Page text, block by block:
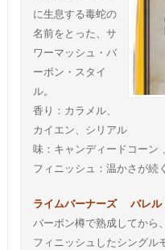
に生息する毒蛇の
名前をとった、サ
ワーマッシュ・バ
ーボン・スタイ
ル。
香り：カラメル、
カイエン、シリアル
味：キャンディードコーン
フィニッシュ：温かさが続
ライムバーナーズ バレル
バーボン樽で熟成してから
フィニッシュしたシングル